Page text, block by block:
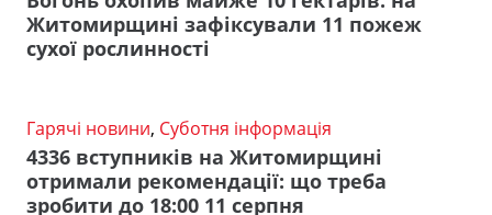
Житомирщині зафіксували 11 пожеж
сухої рослинності
Гарячі новини, Суботня інформація
4336 вступників на Житомирщині
отримали рекомендації: що треба
зробити до 18:00 11 серпня